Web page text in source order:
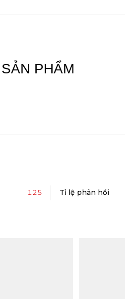
PHẨM
125 Tỉ lệ phản hồi